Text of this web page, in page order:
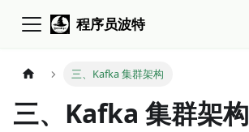
程序员波特
三、Kafka 集群架构
三、Kafka 集群架构